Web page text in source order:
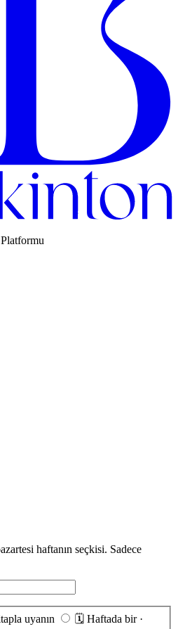
haftanın seçkisi. Sadece
uyanın 🗓 Haftada bir ·